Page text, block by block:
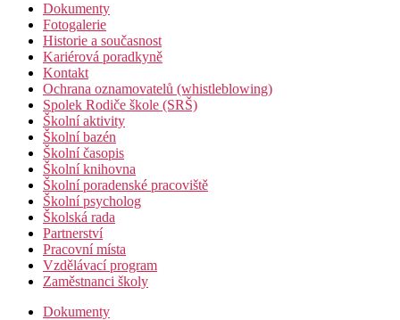
Dokumenty
Fotogalerie
Historie a současnost
Kariérová poradkyně
Kontakt
Ochrana oznamovatelů (whistleblowing)
Spolek Rodiče škole (SRŠ)
Školní aktivity
Školní bazén
Školní časopis
Školní knihovna
Školní poradenské pracoviště
Školní psycholog
Školská rada
Partnerství
Pracovní místa
Vzdělávací program
Zaměstnanci školy
Dokumenty